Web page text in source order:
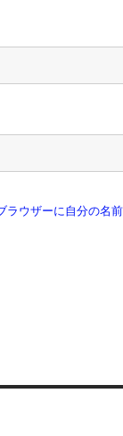
ウザーに自分の名